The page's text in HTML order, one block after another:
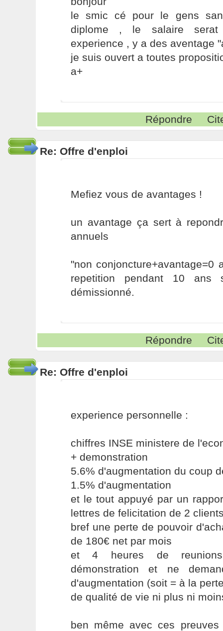
le smic cé pour le gens
diplome , le salaire serat
experience , y a des aventage
je suis ouvert a toutes
a+
Répondre
Re: Offre d'enploi
Mefiez vous de avantages !
un avantage ça sert à
annuels
"non conjoncture+avantage=0
repetition pendant 10
démissionné.
Répondre
Re: Offre d'enploi
experience personnelle :
chiffres INSE ministere de
+ demonstration
5.6% d'augmentation du coup
1.5% d'augmentation
et le tout appuyé par un
lettres de felicitation de 2
bref une perte de pouvoir
de 180€ net par mois
et 4 heures de
démonstration et ne
d'augmentation (soit = à la
de qualité de vie ni plus ni
ben même avec ces preuves